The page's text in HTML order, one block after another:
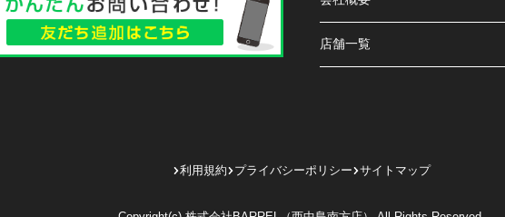
店舗一覧
利用規約 プライバシーポリシー サイトマップ